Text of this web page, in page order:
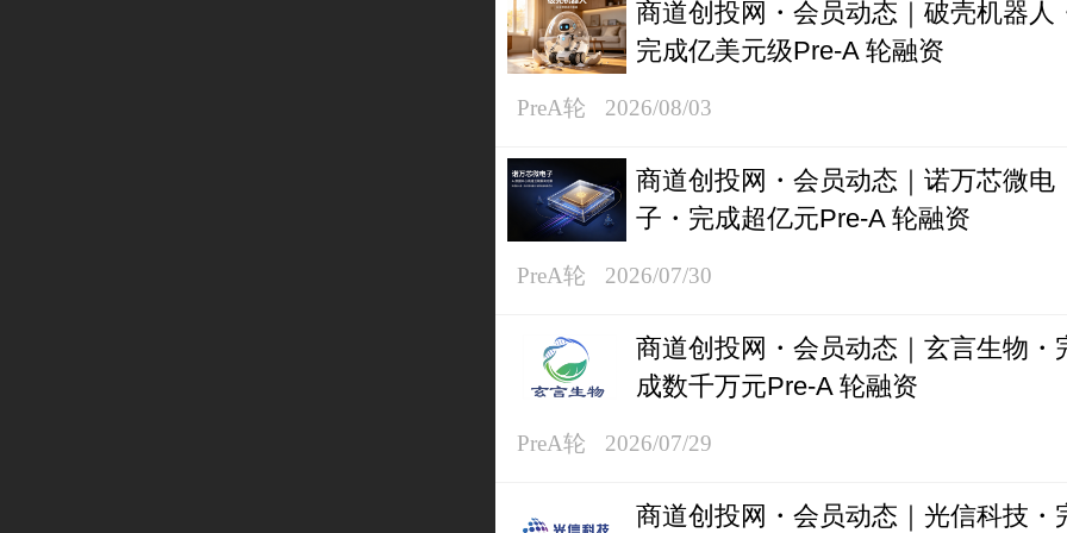
商道创投网・会员动态｜破壳机器人
完成亿美元级Pre-A 轮融资
PreA轮 2026/08/03
商道创投网・会员动态｜诺万芯微电
子・完成超亿元Pre-A 轮融资
PreA轮 2026/07/30
商道创投网・会员动态｜玄言生物・
成数千万元Pre-A 轮融资
PreA轮 2026/07/29
商道创投网・会员动态｜光信科技・